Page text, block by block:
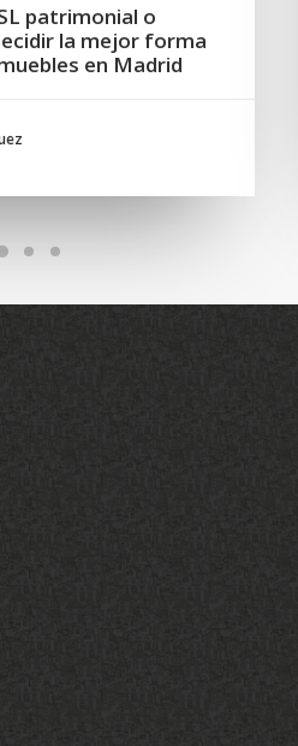
patrimonial o
la mejor forma
en Madrid